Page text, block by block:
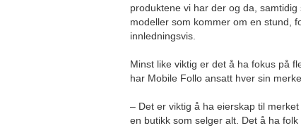
produktene vi har der og da,
modeller som kommer om en stund,
innledningsvis.
Minst like viktig er det å ha fokus på
har Mobile Follo ansatt hver sin
– Det er viktig å ha eierskap til
en butikk som selger alt. Det å ha